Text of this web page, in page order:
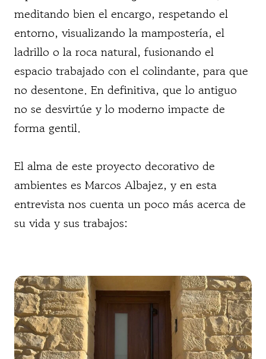
meditando bien el encargo, respetando el
entorno, visualizando la mampostería, el
ladrillo o la roca natural, fusionando el
espacio trabajado con el colindante, para que
no desentone. En definitiva, que lo antiguo
no se desvirtúe y lo moderno impacte de
forma gentil.
El alma de este proyecto decorativo de
ambientes es Marcos Albajez, y en esta
entrevista nos cuenta un poco más acerca de
su vida y sus trabajos: